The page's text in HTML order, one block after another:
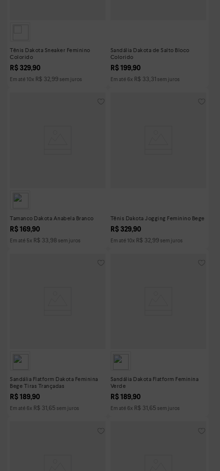
Tênis Dakota Sneaker Feminino
Colorido
R$ 329,90
Em até 10x R$ 32,99 sem juros
Sandália Dakota de Salto Bloco
Colorido
R$ 199,90
Em até 6x R$ 33,31 sem juros
Tamanco Dakota Anabela Branco
R$ 169,90
Em até 5x R$ 33,98 sem juros
Tênis Dakota Jogging Feminino Bege
R$ 329,90
Em até 10x R$ 32,99 sem juros
Sandália Flatform Dakota Feminina
Bege Tiras Trançadas
R$ 189,90
Em até 6x R$ 31,65 sem juros
Sandália Dakota Flatform Feminina
Verde
R$ 189,90
Em até 6x R$ 31,65 sem juros